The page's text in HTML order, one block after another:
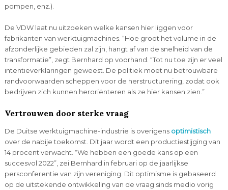
pompen, enz.).
De VDW laat nu uitzoeken welke kansen hier liggen voor
fabrikanten van werktuigmachines. “Hoe groot het volume in de
afzonderlijke gebieden zal zijn, hangt af van de snelheid van de
transformatie”, zegt Bernhard op voorhand. “Tot nu toe zijn er veel
intentieverklaringen geweest. De politiek moet nu betrouwbare
randvoorwaarden scheppen voor de herstructurering, zodat ook
bedrijven zich kunnen heroriënteren als ze hier kansen zien.”
Vertrouwen door sterke vraag
De Duitse werktuigmachine-industrie is overigens optimistisch
over de nabije toekomst. Dit jaar wordt een productiestijging van
14 procent verwacht. “We hebben een goede kans op een
succesvol 2022”, zei Bernhard in februari op de jaarlijkse
persconferentie van zijn vereniging. Dit optimisme is gebaseerd
op de uitstekende ontwikkeling van de vraag sinds medio vorig